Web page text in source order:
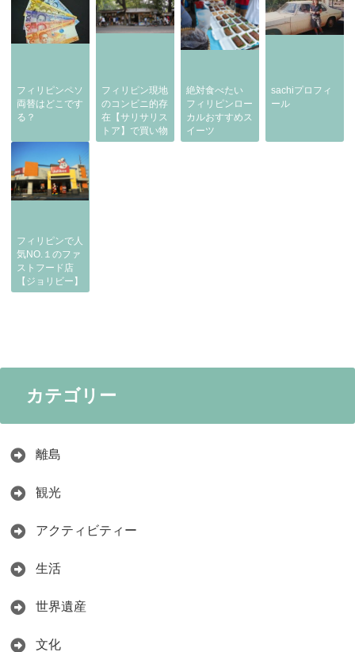
フィリピンペソ
両替はどこです
る？
フィリピン現地
のコンビニ的存
在【サリサリス
トア】で買い物
絶対食べたい
フィリピンロー
カルおすすめス
イーツ
sachiプロフィ
ール
フィリピンで人
気NO.１のファ
ストフード店
【ジョリビー】
カテゴリー
離島
観光
アクティビティー
生活
世界遺産
文化